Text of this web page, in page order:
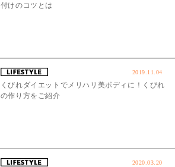
付けのコツとは
2019.11.04
くびれダイエットでメリハリ美ボディに！くびれ
の作り方をご紹介
2020.03.20